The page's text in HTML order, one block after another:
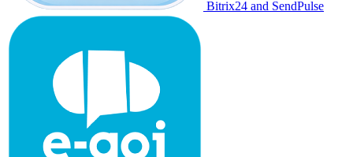
Bitrix24 and SendPulse